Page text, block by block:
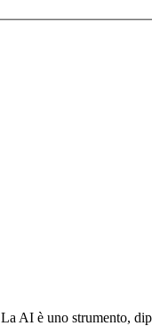
La AI è uno strumento,